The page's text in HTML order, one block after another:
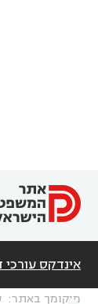
אינדקס עורכי
מיקומך באתר: